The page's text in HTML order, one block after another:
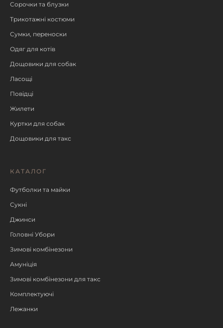
Сорочки та блузки
Трикотажні костюми
Сумки, переноски
Одяг для котів
Дощовики для собак
Ласощі
Повідці
Жилети
Куртки для собак
Дощовики для такс
КАТАЛОГ
Футболки та майки
Сукні
Джинси
Головні Убори
Зимові комбінезони
Амуніція
Зимові комбінезони для такс
Комплектуючі
Лежанки